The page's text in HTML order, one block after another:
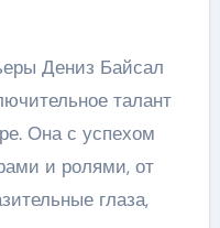
Дениз Байсал
талант
Она с успехом
и ролями, от
глаза,